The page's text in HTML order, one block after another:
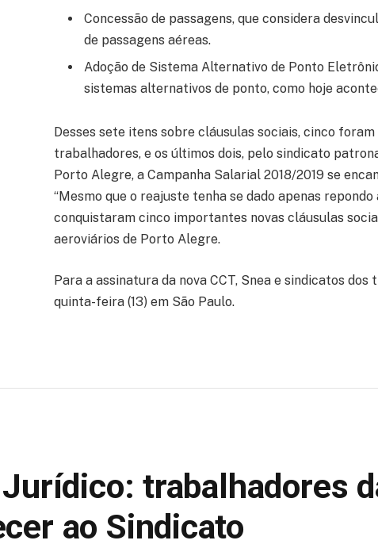
Concessão de passagens, que considera
de passagens aéreas.
Adoção de Sistema Alternativo de Ponto
sistemas alternativos de ponto, como hoje
Desses sete itens sobre cláusulas sociais, cinco
trabalhadores, e os últimos dois, pelo sindicato
Porto Alegre, a Campanha Salarial 2018/2019 se
“Mesmo que o reajuste tenha se dado apenas
conquistaram cinco importantes novas cláusulas
aeroviários de Porto Alegre.
Para a assinatura da nova CCT, Snea e sindicatos
quinta-feira (13) em São Paulo.
trabalhadores
ao Sindicato